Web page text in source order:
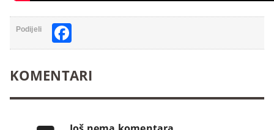
Podijeli
KOMENTARI